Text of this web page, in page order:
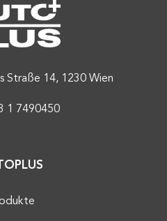
Straße 14, 1230 Wien
1 7490450